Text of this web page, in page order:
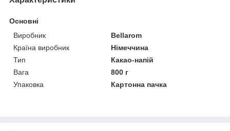
Основні
Виробник
Bellarom
Країна виробник
Німеччина
Тип
Какао-напій
Вага
800 г
Упаковка
Картонна пачка